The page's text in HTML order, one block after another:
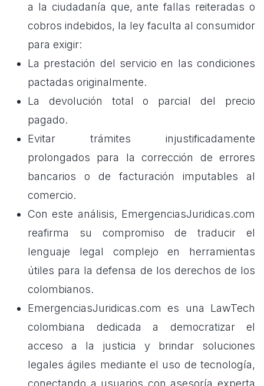
a la ciudadanía que, ante fallas reiteradas o
cobros indebidos, la ley faculta al consumidor
para exigir:
La prestación del servicio en las condiciones
pactadas originalmente.
La devolución total o parcial del precio
pagado.
Evitar trámites injustificadamente
prolongados para la corrección de errores
bancarios o de facturación imputables al
comercio.
Con este análisis, EmergenciasJuridicas.com
reafirma su compromiso de traducir el
lenguaje legal complejo en herramientas
útiles para la defensa de los derechos de los
colombianos.
EmergenciasJuridicas.com es una LawTech
colombiana dedicada a democratizar el
acceso a la justicia y brindar soluciones
legales ágiles mediante el uso de tecnología,
conectando a usuarios con asesoría experta